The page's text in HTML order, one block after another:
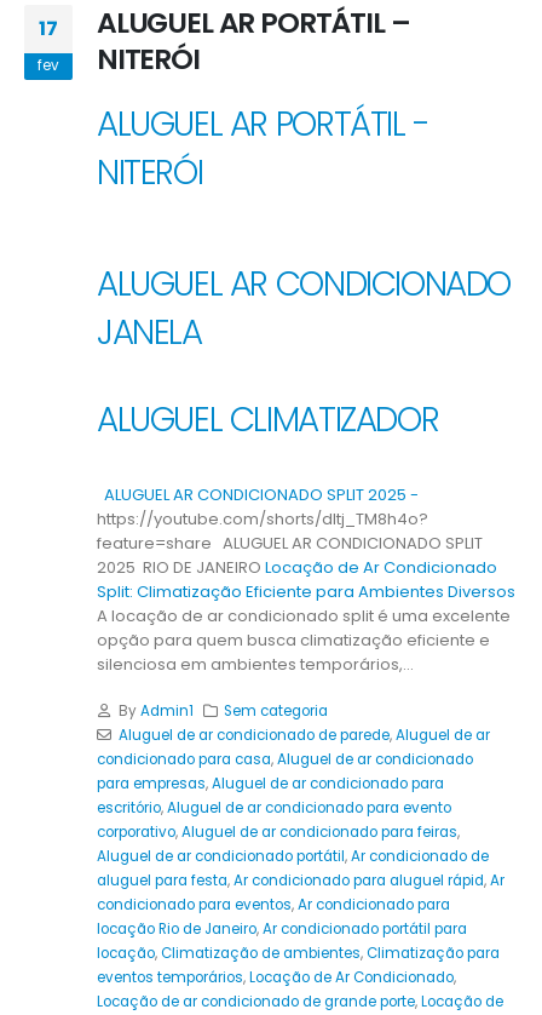
17
fev
ALUGUEL AR PORTÁTIL –
NITERÓI
ALUGUEL AR PORTÁTIL -
NITERÓI
ALUGUEL AR CONDICIONADO
JANELA
ALUGUEL CLIMATIZADOR
ALUGUEL AR CONDICIONADO SPLIT 2025 -
https://youtube.com/shorts/dltj_TM8h4o?
feature=share ALUGUEL AR CONDICIONADO SPLIT
2025 RIO DE JANEIRO Locação de Ar Condicionado
Split: Climatização Eficiente para Ambientes Diversos
A locação de ar condicionado split é uma excelente
opção para quem busca climatização eficiente e
silenciosa em ambientes temporários,...
ByAdmin1
Sem categoria
Aluguel de ar condicionado de parede,Aluguel de ar
condicionado para casa,Aluguel de ar condicionado
para empresas,Aluguel de ar condicionado para
escritório,Aluguel de ar condicionado para evento
corporativo,Aluguel de ar condicionado para feiras,
Aluguel de ar condicionado portátil,Ar condicionado de
aluguel para festa,Ar condicionado para aluguel rápid,Ar
condicionado para eventos,Ar condicionado para
locação Rio de Janeiro,Ar condicionado portátil para
locação,Climatização de ambientes,Climatização para
eventos temporários,Locação de Ar Condicionado,
Locação de ar condicionado de grande porte,Locação de